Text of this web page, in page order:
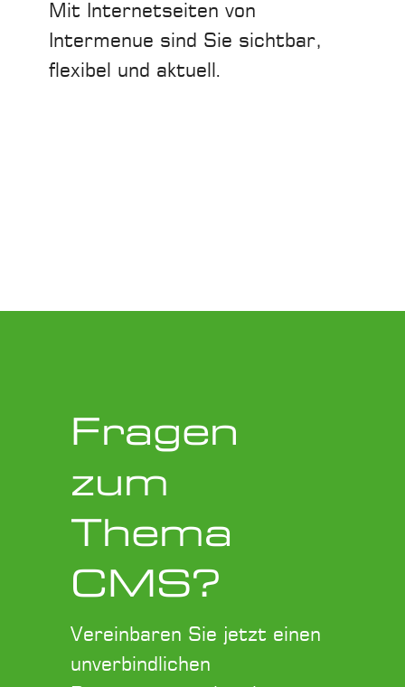
Mit Internetseiten von
Intermenue sind Sie sichtbar,
flexibel und aktuell.
Fragen
zum
Thema
CMS?
Vereinbaren Sie jetzt einen
unverbindlichen